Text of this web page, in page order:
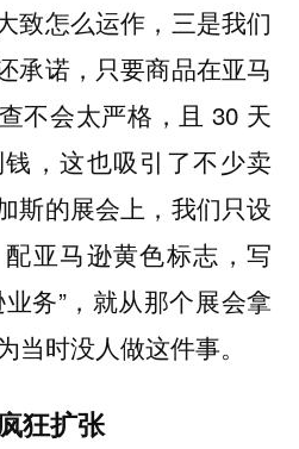
致怎么运作，三是我们
承诺，只要商品在亚马
不会太严格，且 30 天
，这也吸引了不少卖
斯的展会上，我们只设
亚马逊黄色标志，写
务”，就从那个展会拿
当时没人做这件事。
狂扩张